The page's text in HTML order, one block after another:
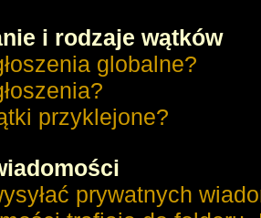
i rodzaje wątków
globalne?
przyklejone?
prywatnych